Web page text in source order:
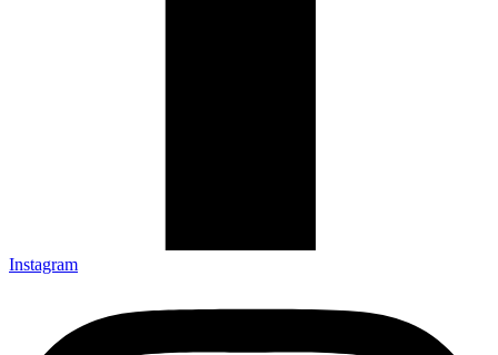
Instagram